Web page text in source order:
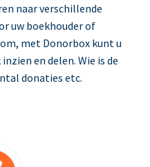
naar verschillende
uw boekhouder of
met Donorbox kunt u
en delen. Wie is de
donaties etc.